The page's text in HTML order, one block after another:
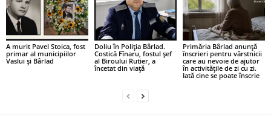
A murit Pavel Stoica, fost
primar al municipiilor
Vaslui și Bârlad
Doliu în Poliția Bârlad.
Costică Fînaru, fostul șef
al Biroului Rutier, a
încetat din viață
Primăria Bârlad anunță
înscrieri pentru vârstnicii
care au nevoie de ajutor
în activitățile de zi cu zi.
Iată cine se poate înscrie